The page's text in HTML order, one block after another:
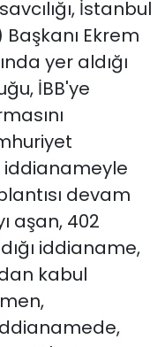
İstanbul
Ekrem
yer aldığı
İBB'ye
iddianameyle
devam
aşan, 402
iddianame,
kabul